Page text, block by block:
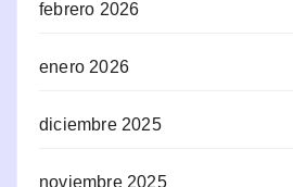
febrero 2026
enero 2026
diciembre 2025
noviembre 2025